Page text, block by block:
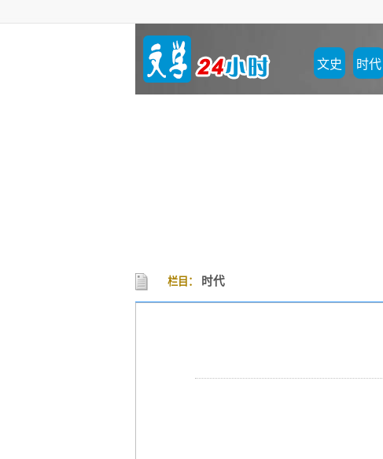
文史 时代
栏目： 时代